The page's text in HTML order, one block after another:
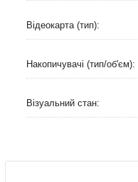
Відеокарта (тип):
Накопичувачі (тип/об'єм):
Візуальний стан: